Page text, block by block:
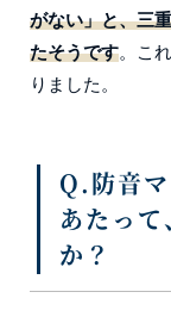
がない」と、三
たそうです。こ
りました。
Q.防音
あたっ
か？